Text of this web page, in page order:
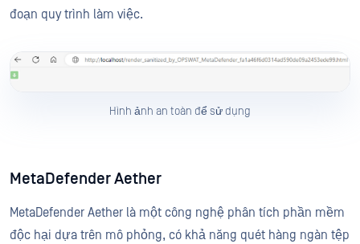
đoạn quy trình làm việc.
Hình ảnh an toàn để sử dụng
MetaDefender Aether
MetaDefender Aether là một công nghệ phân tích phần mềm
độc hại dựa trên mô phỏng, có khả năng quét hàng ngàn tệp